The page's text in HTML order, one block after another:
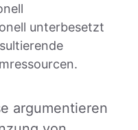
unterbesetzt
argumentieren